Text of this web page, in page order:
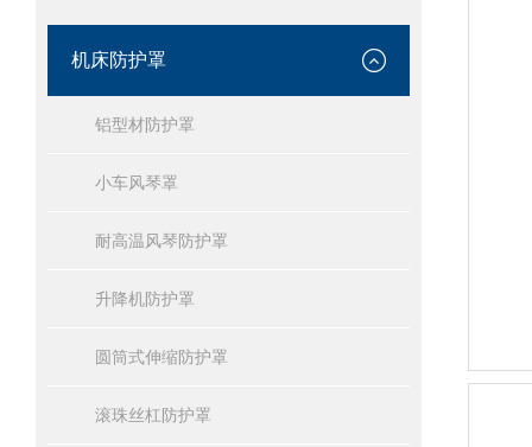
机床防护罩
铝型材防护罩
小车风琴罩
耐高温风琴防护罩
升降机防护罩
圆筒式伸缩防护罩
滚珠丝杠防护罩